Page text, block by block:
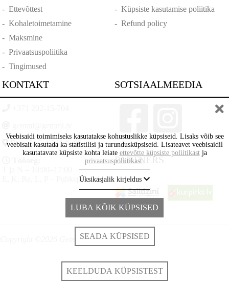
-Ettevõttest
-Kohaletoimetamine
-Maksmine
-Privaatsuspoliitika
-Tingimused
- Küpsiste kasutamise poliitika
- Refund policy
KONTAKT
Rīga, Lāčplēšā iela 88
E, K, Re, L, P – Puhkepäevad
SOTSIAALMEEDIA
PARTNERS
Copyright ©2026 Gemmi.lv
Veebisaidi toimimiseks kasutatakse kohustuslikke küpsiseid. Lisaks võib see
veebisait kasutada ka statistilisi ja turundusküpsiseid. Lisateavet veebisaidil
kasutatavate küpsiste kohta leiate ettevõtte küpsiste poliitikastja
privaatsuspoliitikast.
Üksikasjalik kirjeldus
LUBA KÕIK KÜPSISED
SEADA KÜPSISED
KEELDUDA KÜPSISTEST